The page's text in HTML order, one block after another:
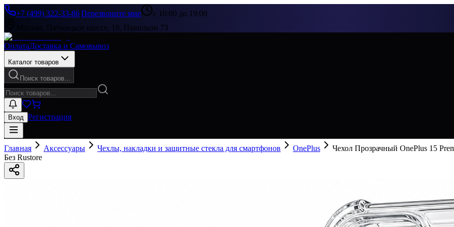
+7 (499) 322-33-86|Перезвоните мне
с 10:00 до 19:00
Москва, Пятницкое шоссе, 18, Павильон 73
ОплатаДоставка и Самовывоз
Каталог товаров
Поиск товаров...
Вход Регистрация
Главная Аксессуары Чехлы, накладки и защитные стекла для смартфонов OnePlus
Чехол Прозрачный OnePlus 15
Без Rustore